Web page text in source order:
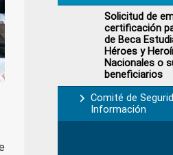
Solicitud de
certificación
de Beca
Héroes y
Nacionales o
beneficiarios
Comité de
Información